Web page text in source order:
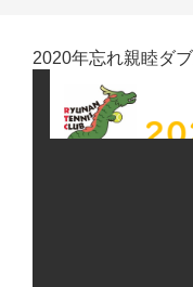
2020年忘れ親睦ダ